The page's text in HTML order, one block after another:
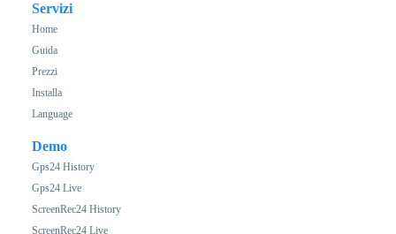
Servizi
Home
Guida
Prezzi
Installa
Language
Demo
Gps24 History
Gps24 Live
ScreenRec24 History
ScreenRec24 Live